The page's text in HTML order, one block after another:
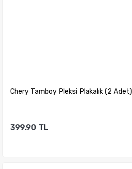
Chery Tamboy Pleksi Plakalık (2 Adet)
399.90 TL